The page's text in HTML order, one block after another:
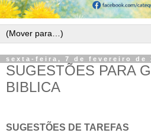
sexta-feira, 7 de fevereiro de
SUGESTÕES PARA
BIBLICA
SUGESTÕES DE TAREFAS